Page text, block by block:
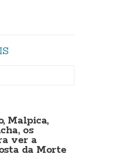
Malpica,
os
ver a
da Morte